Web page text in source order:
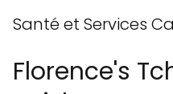
Santé et Services
Florence's